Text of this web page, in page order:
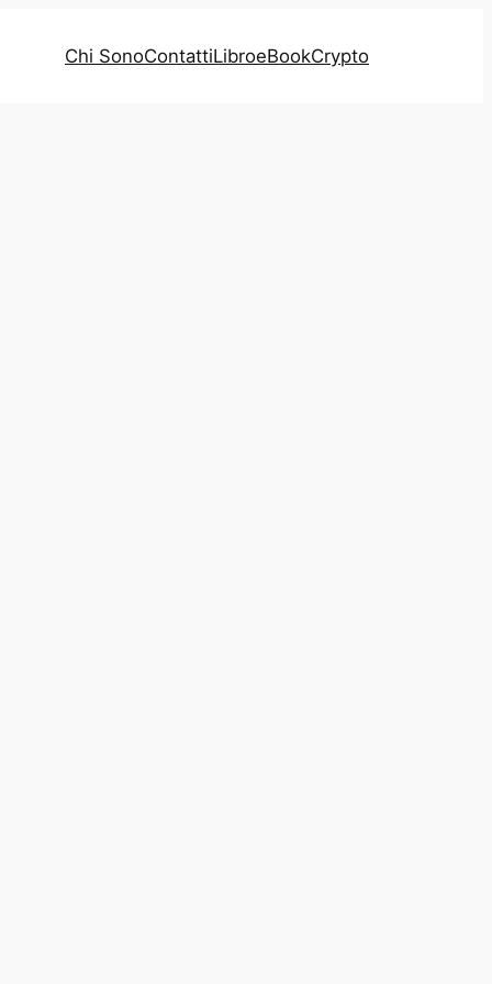
Chi SonoContattiLibroeBookCrypto